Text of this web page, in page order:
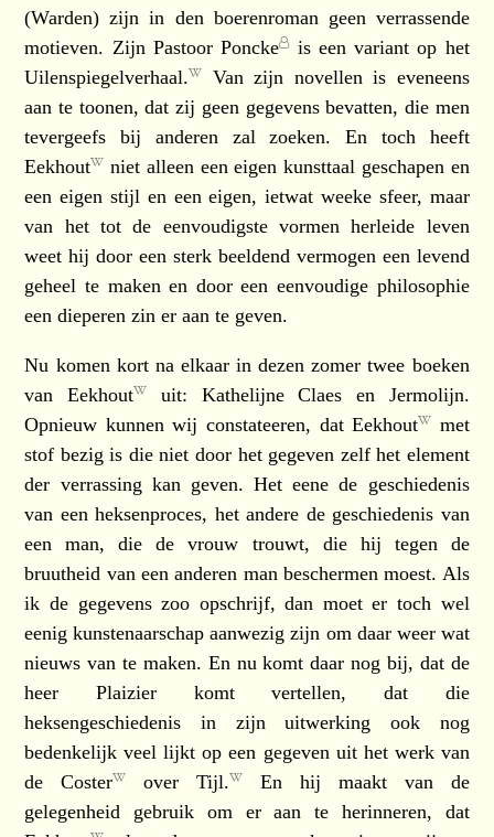
(Warden) zijn in den boerenroman geen verrassende
motieven. Zijn Pastoor Poncke is een variant op het
Uilenspiegelverhaal.
Van zijn novellen is eveneens
aan te toonen, dat zij geen gegevens bevatten, die men
tevergeefs bij anderen zal zoeken. En toch heeft
Eekhout
niet alleen een eigen kunsttaal geschapen en
een eigen stijl en een eigen, ietwat weeke sfeer, maar
van het tot de eenvoudigste vormen herleide leven
weet hij door een sterk beeldend vermogen een levend
geheel te maken en door een eenvoudige philosophie
een dieperen zin er aan te geven.
Nu komen kort na elkaar in dezen zomer twee boeken
vanEekhout
uit: Kathelijne Claes en Jermolijn.
Opnieuw kunnen wij constateeren, datEekhout
met
stof bezig is die niet door het gegeven zelf het element
der verrassing kan geven. Het eene de geschiedenis
van een heksenproces, het andere de geschiedenis van
een man, die de vrouw trouwt, die hij tegen de
bruutheid van een anderen man beschermen moest. Als
ik de gegevens zoo opschrijf, dan moet er toch wel
eenig kunstenaarschap aanwezig zijn om daar weer wat
nieuws van te maken. En nu komt daar nog bij, dat de
heer Plaizier komt vertellen, dat die
heksengeschiedenis in zijn uitwerking ook nog
bedenkelijk veel lijkt op een gegeven uit het werk van
de Coster
overTijl.
En hij maakt van de
gelegenheid gebruik om er aan te herinneren, dat